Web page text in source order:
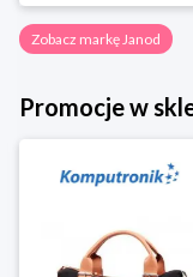
Zobacz markę Janod
Promocje w